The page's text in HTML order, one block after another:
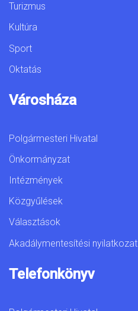
Turizmus
Kultúra
Sport
Oktatás
Városháza
Polgármesteri Hivatal
Önkormányzat
Intézmények
Közgyűlések
Választások
Akadálymentesítési nyilatkozat
Telefonkönyv